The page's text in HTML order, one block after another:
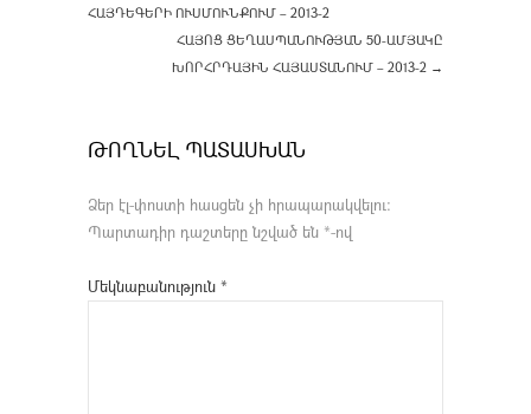
ՀԱՅԴԵԳԵՐԻ ՈՒՍՄՈՒՆՔՈՒՄ – 2013-2
ՀԱՅՈՑ ՑԵՂԱՍՊԱՆՈՒԹՅԱՆ 50-ԱՄՅԱԿԸ
ԽՈՐՀՐԴԱՅԻՆ ՀԱՅԱՍՏԱՆՈՒՄ – 2013-2 →
ԹՈՂՆԵԼ ՊԱՏԱՍԽԱՆ
Ձեր էլ-փոստի հասցեն չի հրապարակվելու։
Պարտադիր դաշտերը նշված են *-ով
Մեկնաբանություն *